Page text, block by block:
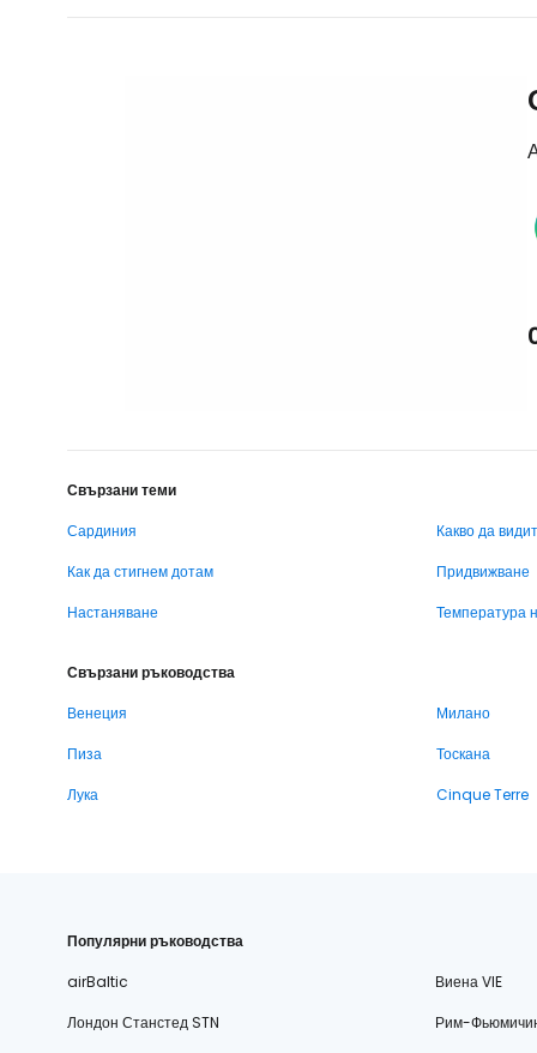
Свързани теми
Сардиния
Какво да
Как да стигнем дотам
Придвижване
Настаняване
Температура
Свързани ръководства
Венеция
Милано
Пиза
Тоскана
Лука
Cinque Terre
Популярни ръководства
airBaltic
Виена VIE
Лондон Станстед STN
Рим-